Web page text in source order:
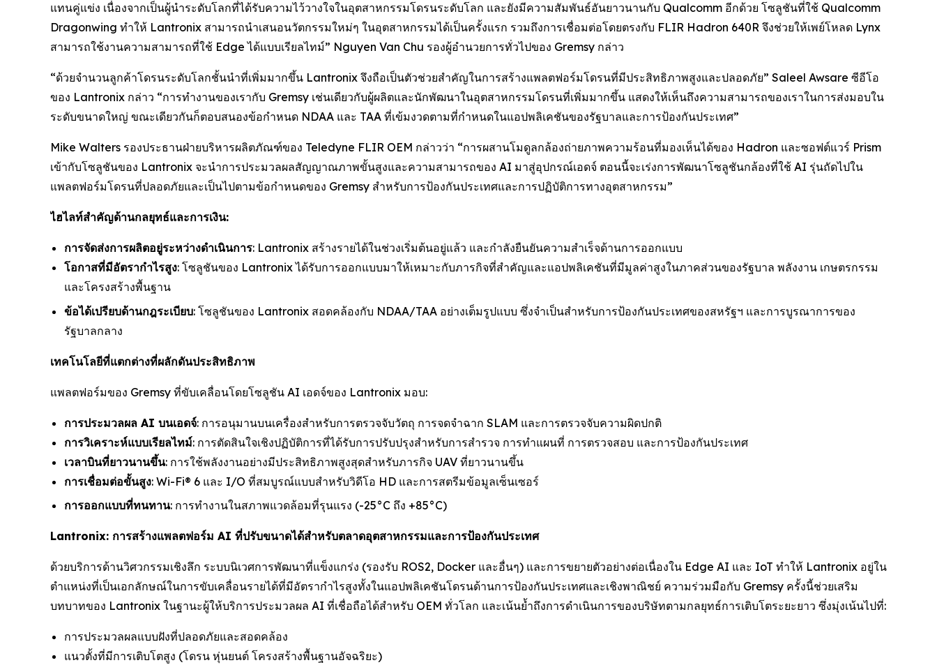
แทนคู่แข่ง เนื่องจากเป็นผู้นำระดับโลกที่ได้รับความไว้วางใจในอุตสาหกรรมโดรนระดับโลก และยังมีความสัมพันธ์อันยาวนานกับ Qualcomm อีกด้วย โซลูชันที่ใช้ Qualcomm
Dragonwing ทำให้ Lantronix สามารถนำเสนอนวัตกรรมใหม่ๆ ในอุตสาหกรรมได้เป็นครั้งแรก รวมถึงการเชื่อมต่อโดยตรงกับ FLIR Hadron 640R จึงช่วยให้เพย์โหลด Lynx
สามารถใช้งานความสามารถที่ใช้ Edge ได้แบบเรียลไทม์” Nguyen Van Chu รองผู้อำนวยการทั่วไปของ Gremsy กล่าว
“ด้วยจำนวนลูกค้าโดรนระดับโลกชั้นนำที่เพิ่มมากขึ้น Lantronix จึงถือเป็นตัวช่วยสำคัญในการสร้างแพลตฟอร์มโดรนที่มีประสิทธิภาพสูงและปลอดภัย” Saleel Awsare ซีอีโอ
ของ Lantronix กล่าว “การทำงานของเรากับ Gremsy เช่นเดียวกับผู้ผลิตและนักพัฒนาในอุตสาหกรรมโดรนที่เพิ่มมากขึ้น แสดงให้เห็นถึงความสามารถของเราในการส่งมอบใน
ระดับขนาดใหญ่ ขณะเดียวกันก็ตอบสนองข้อกำหนด NDAA และ TAA ที่เข้มงวดตามที่กำหนดในแอปพลิเคชันของรัฐบาลและการป้องกันประเทศ”
Mike Walters รองประธานฝ่ายบริหารผลิตภัณฑ์ของ Teledyne FLIR OEM กล่าวว่า “การผสานโมดูลกล้องถ่ายภาพความร้อนที่มองเห็นได้ของ Hadron และซอฟต์แวร์ Prism
เข้ากับโซลูชันของ Lantronix จะนำการประมวลผลสัญญาณภาพขั้นสูงและความสามารถของ AI มาสู่อุปกรณ์เอดจ์ ตอนนี้จะเร่งการพัฒนาโซลูชันกล้องที่ใช้ AI รุ่นถัดไปใน
แพลตฟอร์มโดรนที่ปลอดภัยและเป็นไปตามข้อกำหนดของ Gremsy สำหรับการป้องกันประเทศและการปฏิบัติการทางอุตสาหกรรม”
ไฮไลท์สำคัญด้านกลยุทธ์และการเงิน:
การจัดส่งการผลิตอยู่ระหว่างดำเนินการ: Lantronix สร้างรายได้ในช่วงเริ่มต้นอยู่แล้ว และกำลังยืนยันความสำเร็จด้านการออกแบบ
โอกาสที่มีอัตรากำไรสูง: โซลูชันของ Lantronix ได้รับการออกแบบมาให้เหมาะกับภารกิจที่สำคัญและแอปพลิเคชันที่มีมูลค่าสูงในภาคส่วนของรัฐบาล พลังงาน เกษตรกรรม
และโครงสร้างพื้นฐาน
ข้อได้เปรียบด้านกฎระเบียบ: โซลูชันของ Lantronix สอดคล้องกับ NDAA/TAA อย่างเต็มรูปแบบ ซึ่งจำเป็นสำหรับการป้องกันประเทศของสหรัฐฯ และการบูรณาการของ
รัฐบาลกลาง
เทคโนโลยีที่แตกต่างที่ผลักดันประสิทธิภาพ
แพลตฟอร์มของ Gremsy ที่ขับเคลื่อนโดยโซลูชัน AI เอดจ์ของ Lantronix มอบ:
การประมวลผล AI บนเอดจ์: การอนุมานบนเครื่องสำหรับการตรวจจับวัตถุ การจดจำฉาก SLAM และการตรวจจับความผิดปกติ
การวิเคราะห์แบบเรียลไทม์: การตัดสินใจเชิงปฏิบัติการที่ได้รับการปรับปรุงสำหรับการสำรวจ การทำแผนที่ การตรวจสอบ และการป้องกันประเทศ
เวลาบินที่ยาวนานขึ้น: การใช้พลังงานอย่างมีประสิทธิภาพสูงสุดสำหรับภารกิจ UAV ที่ยาวนานขึ้น
การเชื่อมต่อขั้นสูง: Wi-Fi® 6 และ I/O ที่สมบูรณ์แบบสำหรับวิดีโอ HD และการสตรีมข้อมูลเซ็นเซอร์
การออกแบบที่ทนทาน: การทำงานในสภาพแวดล้อมที่รุนแรง (-25°C ถึง +85°C)
Lantronix: การสร้างแพลตฟอร์ม AI ที่ปรับขนาดได้สำหรับตลาดอุตสาหกรรมและการป้องกันประเทศ
ด้วยบริการด้านวิศวกรรมเชิงลึก ระบบนิเวศการพัฒนาที่แข็งแกร่ง (รองรับ ROS2, Docker และอื่นๆ) และการขยายตัวอย่างต่อเนื่องใน Edge AI และ IoT ทำให้ Lantronix อยู่ใน
ตำแหน่งที่เป็นเอกลักษณ์ในการขับเคลื่อนรายได้ที่มีอัตรากำไรสูงทั้งในแอปพลิเคชันโดรนด้านการป้องกันประเทศและเชิงพาณิชย์ ความร่วมมือกับ Gremsy ครั้งนี้ช่วยเสริม
บทบาทของ Lantronix ในฐานะผู้ให้บริการประมวลผล AI ที่เชื่อถือได้สำหรับ OEM ทั่วโลก และเน้นย้ำถึงการดำเนินการของบริษัทตามกลยุทธ์การเติบโตระยะยาว ซึ่งมุ่งเน้นไปที่:
การประมวลผลแบบฝังที่ปลอดภัยและสอดคล้อง
แนวตั้งที่มีการเติบโตสูง (โดรน หุ่นยนต์ โครงสร้างพื้นฐานอัจฉริยะ)